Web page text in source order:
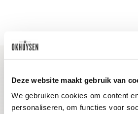
Deze website maakt gebruik van
We gebruiken cookies om content
personaliseren, om functies voor
Blijf op de hoogte
Ontvang het laatste wijnnieuws,
evenementen